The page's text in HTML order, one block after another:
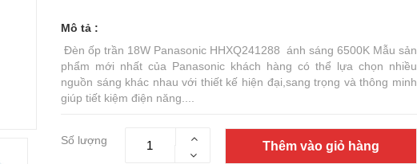
Mô tả :
Đèn ốp trần 18W Panasonic HHXQ241288 ánh sáng 6500K Mẫu sản
phẩm mới nhất của Panasonic khách hàng có thể lựa chọn nhiều
nguồn sáng khác nhau với thiết kế hiện đại,sang trọng và thông minh
giúp tiết kiệm điện năng....
Số lượng Thêm vào giỏ hàng